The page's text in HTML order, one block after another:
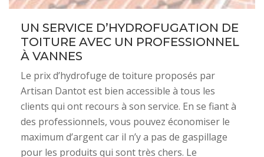
UN SERVICE D’HYDROFUGATION DE
TOITURE AVEC UN PROFESSIONNEL
À VANNES
Le prix d’hydrofuge de toiture proposés par
Artisan Dantot est bien accessible à tous les
clients qui ont recours à son service. En se fiant à
des professionnels, vous pouvez économiser le
maximum d’argent car il n’y a pas de gaspillage
pour les produits qui sont très chers. Le